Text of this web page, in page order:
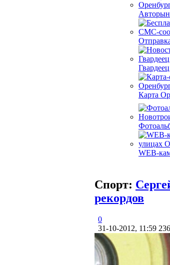
Карта
WEB-
Спорт:
рекордов
0
31-10-2012, 11:59